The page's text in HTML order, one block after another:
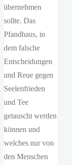
übernehmen
sollte. Das
Pfandhaus, in
dem falsche
Entscheidungen
und Reue gegen
Seelenfrieden
und Tee
getauscht werden
können und
welches nur von
den Menschen